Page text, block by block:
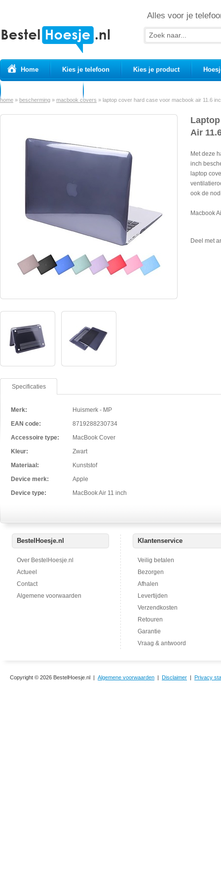
Alles voor je
Home Kies je telefoon Kies je product
home » bescherming » macbook covers » laptop cover hard case voor macbook air 11.6
Air
Met deze
inch
laptop
ook de
Macbook
Deel met
Specificaties
Merk:
Huismerk - MP
EAN code:
8719288230734
Accessoire type:
MacBook Cover
Kleur:
Zwart
Materiaal:
Kunststof
Device merk:
Apple
Device type:
MacBook Air 11 inch
BestelHoesje.nl
Over BestelHoesje.nl
Actueel
Contact
Algemene voorwaarden
Klantenservice
Veilig betalen
Bezorgen
Afhalen
Levertijden
Verzendkosten
Retouren
Garantie
Vraag & antwoord
Copyright © 2026 BestelHoesje.nl | Algemene voorwaarden | Disclaimer | Privacy